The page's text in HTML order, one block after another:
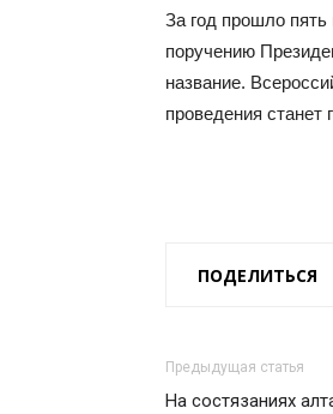
За год прошло
поручению
название.
проведения станет
ПОДЕЛИТЬСЯ
Предыдущая статья
На состязаниях